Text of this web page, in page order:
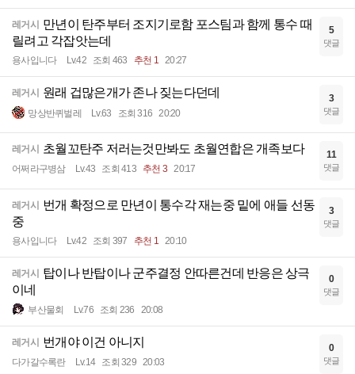
레거시
만년이 탄주부터 조지기로함 포스팀과 함께 통수 때
릴려고 각잡앗는데
용사입니다 Lv.42 조회 463 추천 1 20:27
5
댓글
레거시 원래 겁많은개가 존나 짖는다던데
망상반퀴벌레 Lv.63 조회 316 20:20
3
댓글
레거시 초월꼬탄주 저러는것만봐도 초월연합은 개족보다
어쩌라구병삼 Lv.43 조회 413 추천 3 20:17
11
댓글
레거시
번개 확정으로 만년이 통수각 재는중 밑에 애들 선동
중
용사입니다 Lv.42 조회 397 추천 1 20:10
3
댓글
레거시
탑이나 반탑이나 군주결정 안따른건데 반응은 상극
이네
부산물회 Lv.76 조회 236 20:08
0
댓글
레거시 번개야 이건 아니지
다가갈수록란 Lv.14 조회 329 20:03
0
댓글